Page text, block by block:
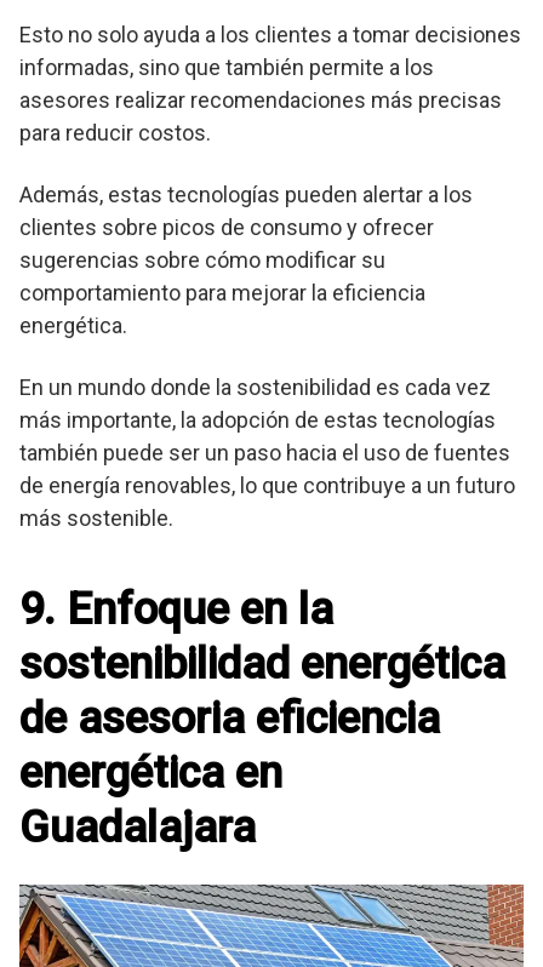
Esto no solo ayuda a los clientes a tomar decisiones
informadas, sino que también permite a los
asesores realizar recomendaciones más precisas
para reducir costos.
Además, estas tecnologías pueden alertar a los
clientes sobre picos de consumo y ofrecer
sugerencias sobre cómo modificar su
comportamiento para mejorar la eficiencia
energética.
En un mundo donde la sostenibilidad es cada vez
más importante, la adopción de estas tecnologías
también puede ser un paso hacia el uso de fuentes
de energía renovables, lo que contribuye a un futuro
más sostenible.
9. Enfoque en la
sostenibilidad energética
de asesoria eficiencia
energética en
Guadalajara